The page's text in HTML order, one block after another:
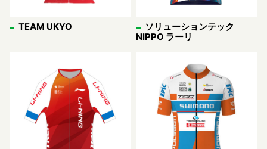
TEAM UKYO
ソリューションテック
NIPPO ラーリ